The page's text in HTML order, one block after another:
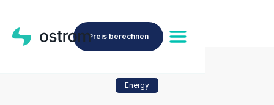
Preis berechnen
Energy